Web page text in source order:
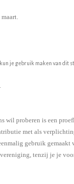
je gebruik maken van dit
wil proberen is een
met als
gebruik gemaakt
tenzij je je